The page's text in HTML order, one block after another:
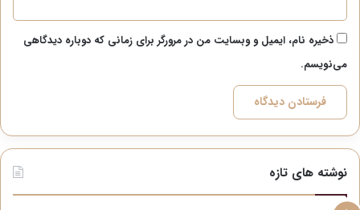
ذخیره نام، ایمیل و وبسایت من در مرورگر برای زمانی که دوباره دیدگاهی
می‌نویسم.
نوشته های تازه